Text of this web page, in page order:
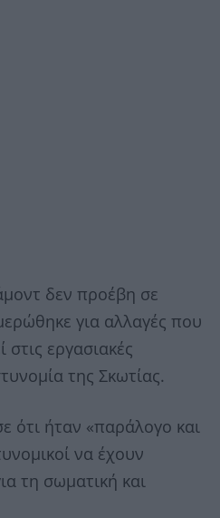
δεν προέβη σε
για αλλαγές που
εργασιακές
της Σκωτίας.
ότι ήταν «παράλογο και
να έχουν
τη σωματική και